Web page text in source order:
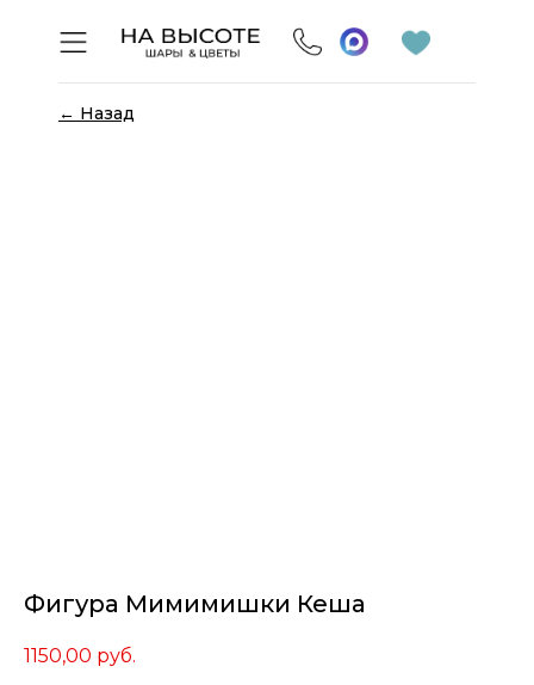
← Назад
Фигура Мимимишки Кеша
1150,00 руб.